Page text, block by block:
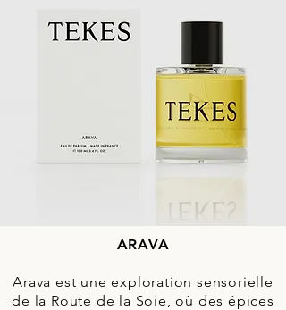
ARAVA
Arava est une exploration sensorielle
de la Route de la Soie, où des épices